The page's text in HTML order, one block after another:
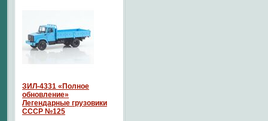
ЗИЛ-4331 «Полное
обновление»
Легендарные грузовики
СССР №125